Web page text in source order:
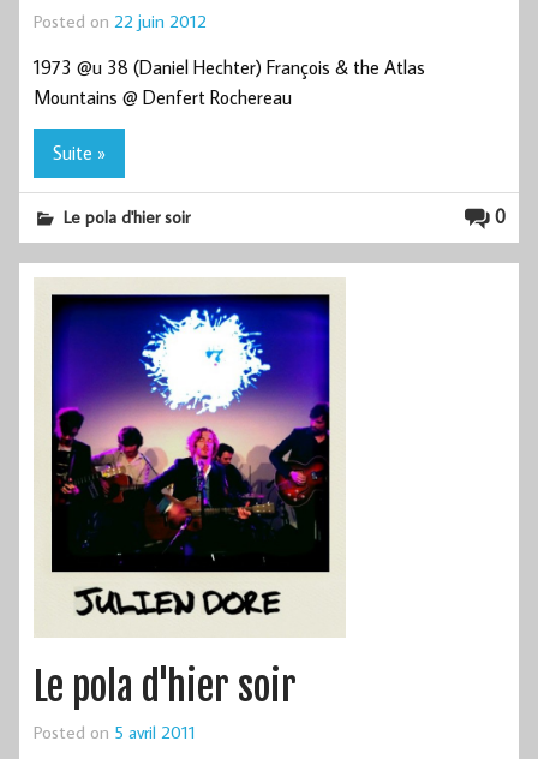
Posted on 22 juin 2012
1973 @u 38 (Daniel Hechter) François & the Atlas
Mountains @ Denfert Rochereau
Suite »
0
Le pola d'hier soir
Le pola d'hier soir
Posted on 5 avril 2011